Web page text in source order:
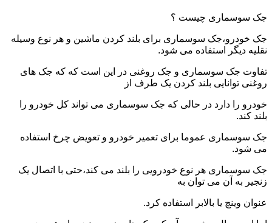
جک سوسماری چیست ؟
جک خودرو،جک سوسماری برای بلند کردن ماشین و هر نوع وسیله
نقلیه دیگر استفاده می شود.
تفاوت جک سوسماری و جک روغنی در این است که که جک های
روغنی توانایی بلند کردن یک طرف از
خودرو را دارد در حالی که جک سوسماری می تواند کل خودرو را
بلند کند.
جک سوسماری عموما برای تعمیر خودرو و تعویض چرخ استفاده
می شود.
جک سوسماری هر نوع خودرویی را بلند می کند،حتی با اتصال یک
زنجیر به آن می توان به
عنوان وینچ یا بالابر استفاده کرد.